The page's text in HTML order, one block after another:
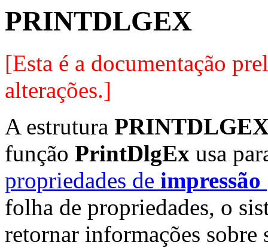
PRINTDLGEX
[Esta é a documentação
alterações.]
A estrutura
função PrintDlgEx usa
propriedades de impressão
folha de propriedades, o
retornar informações sobre